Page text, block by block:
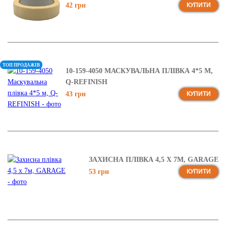
42 грн
КУПИТИ
10-159-4050 МАСКУВАЛЬНА ПЛІВКА 4*5 М,
Q-REFINISH
43 грн
КУПИТИ
ТОП ПРОДАЖІВ
ЗАХИСНА ПЛІВКА 4,5 Х 7М, GARAGE
53 грн
КУПИТИ